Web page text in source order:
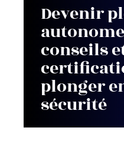
Devenir
conseils
plonger
sécurité